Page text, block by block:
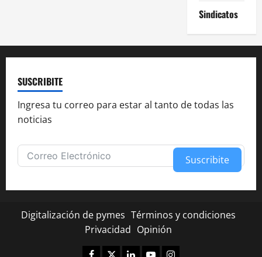
n
d
e
e
n
a
Sindicatos
SUSCRIBITE
Ingresa tu correo para estar al tanto de todas las
noticias
Suscribite
Digitalización de pymes Términos y condiciones
Privacidad Opinión
Facebook
TwitterLinkedinYoutubeInstagram